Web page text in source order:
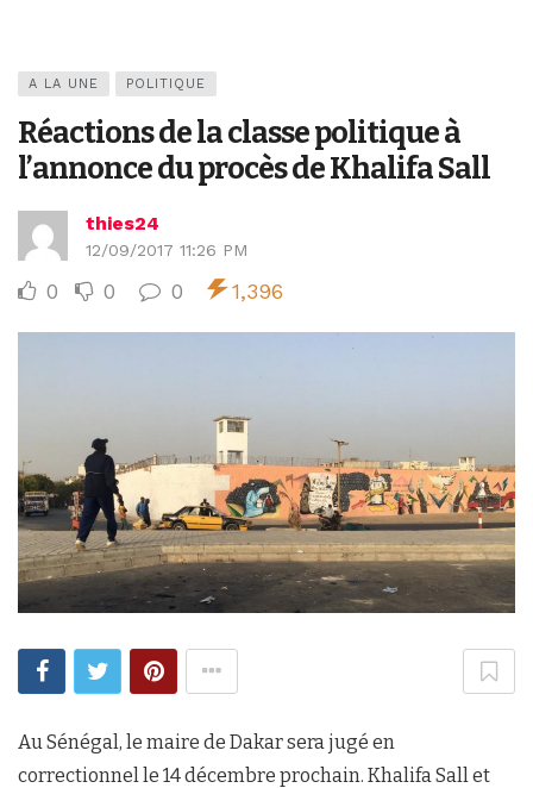
A LA UNE POLITIQUE
Réactions de la classe politique à
l’annonce du procès de Khalifa Sall
thies24
12/09/2017 11:26 PM
0 0 0 1,396
Au Sénégal, le maire de Dakar sera jugé en
correctionnel le 14 décembre prochain. Khalifa Sall et